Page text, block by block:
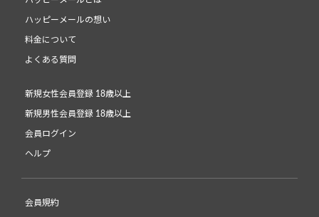
ハッピーメールの想い
料金について
よくある質問
新規女性会員登録 18歳以上
新規男性会員登録 18歳以上
会員ログイン
ヘルプ
会員規約